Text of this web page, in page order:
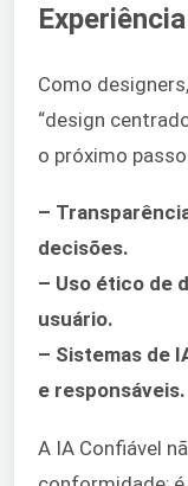
Como
“design
o próximo
–
decisões.
– Uso ético de
usuário.
– Sistemas de
e responsáveis.
A IA Confiável